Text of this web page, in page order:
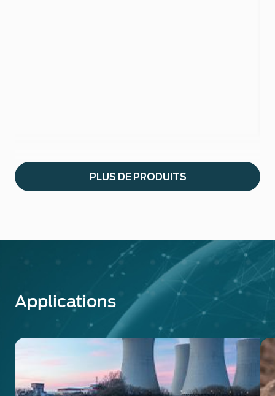
PLUS DE PRODUITS
Applications